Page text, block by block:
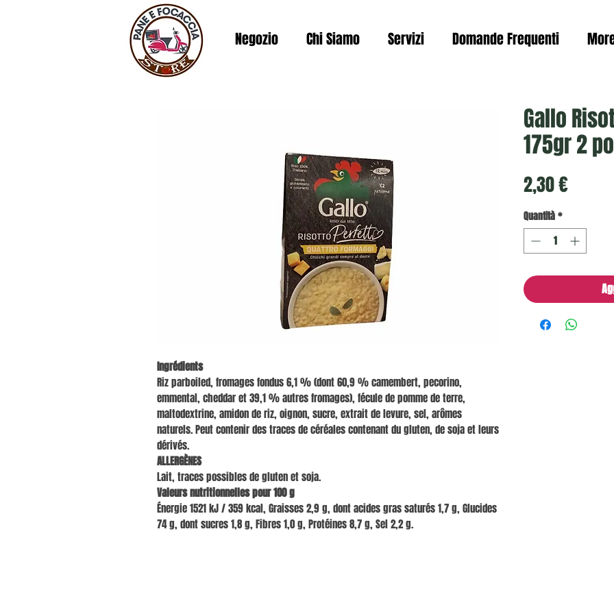
Negozio Chi Siamo Servizi Domande Frequenti
Ingrédients
Riz parboiled, fromages fondus 6,1 % (dont 60,9 % camembert, pecorino,
emmental, cheddar et 39,1 % autres fromages), fécule de pomme de terre,
maltodextrine, amidon de riz, oignon, sucre, extrait de levure, sel, arômes
naturels. Peut contenir des traces de céréales contenant du gluten, de soja et leurs
dérivés.
ALLERGÈNES
Lait, traces possibles de gluten et soja.
Valeurs nutritionnelles pour 100 g
Énergie 1521 kJ / 359 kcal, Graisses 2,9 g, dont acides gras saturés 1,7 g, Glucides
74 g, dont sucres 1,8 g, Fibres 1,0 g, Protéines 8,7 g, Sel 2,2 g.
Gallo
175gr 2
2,30 €Prezzo
Quantità*